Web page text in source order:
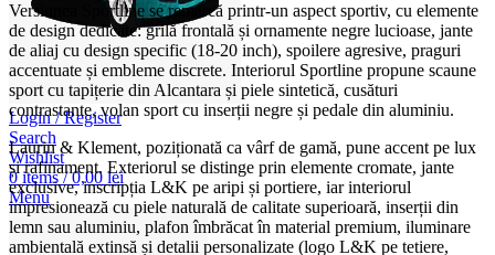
Login / Register
Search
Wishlist
0items / 0,00 lei
Menu
Versiunea Sportline se remarcă printr-un aspect sportiv, cu elemente
de design dedicate: grilă frontală și ornamente negre lucioase, jante
de aliaj cu design specific (18-20 inch), spoilere agresive, praguri
accentuate și embleme discrete. Interiorul Sportline propune scaune
sport cu tapițerie din Alcantara și piele sintetică, cusături
contrastante, volan sport cu inserții negre și pedale din aluminiu.
Laurin & Klement, poziționată ca vârf de gamă, pune accent pe lux
și rafinament. Exteriorul se distinge prin elemente cromate, jante
exclusive, inscripția L&K pe aripi și portiere, iar interiorul
impresionează cu piele naturală de calitate superioară, inserții din
lemn sau aluminiu, plafon îmbrăcat în material premium, iluminare
ambientală extinsă și detalii personalizate (logo L&K pe tetiere,